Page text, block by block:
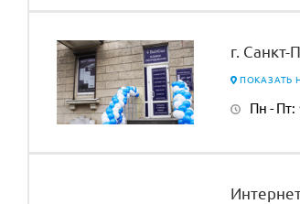
г. Санкт-
ПОКАЗАТЬ
Пн - Пт: